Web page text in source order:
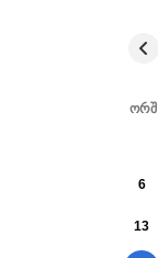
ორშ
6
13